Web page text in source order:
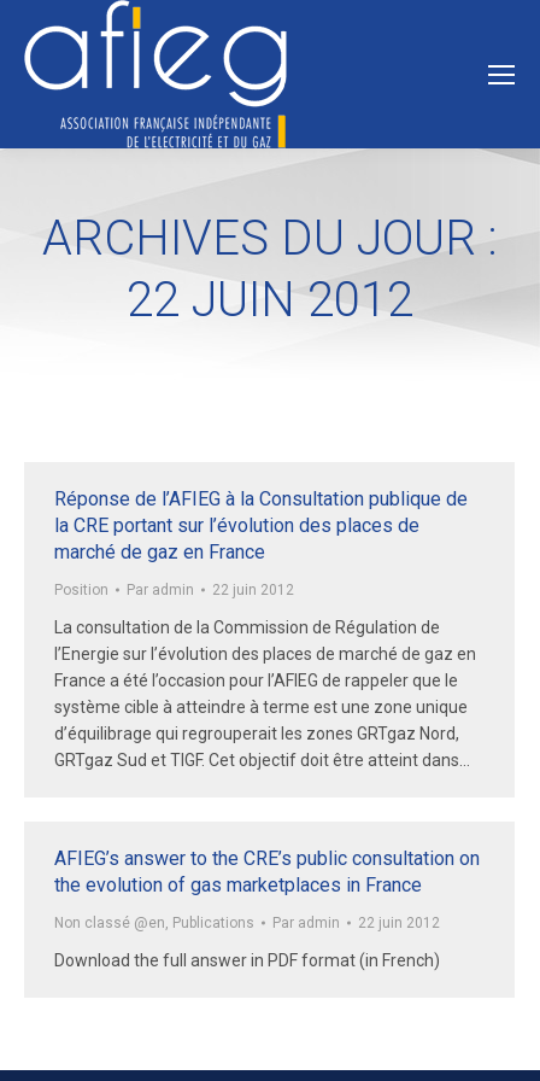
ARCHIVES DU JOUR :
22 JUIN 2012
Réponse de l’AFIEG à la Consultation publique de
la CRE portant sur l’évolution des places de
marché de gaz en France
Position Par admin 22 juin 2012
La consultation de la Commission de Régulation de
l’Energie sur l’évolution des places de marché de gaz en
France a été l’occasion pour l’AFIEG de rappeler que le
système cible à atteindre à terme est une zone unique
d’équilibrage qui regrouperait les zones GRTgaz Nord,
GRTgaz Sud et TIGF. Cet objectif doit être atteint dans…
AFIEG’s answer to the CRE’s public consultation on
the evolution of gas marketplaces in France
Non classé @en, Publications Par admin 22 juin 2012
Download the full answer in PDF format (in French)